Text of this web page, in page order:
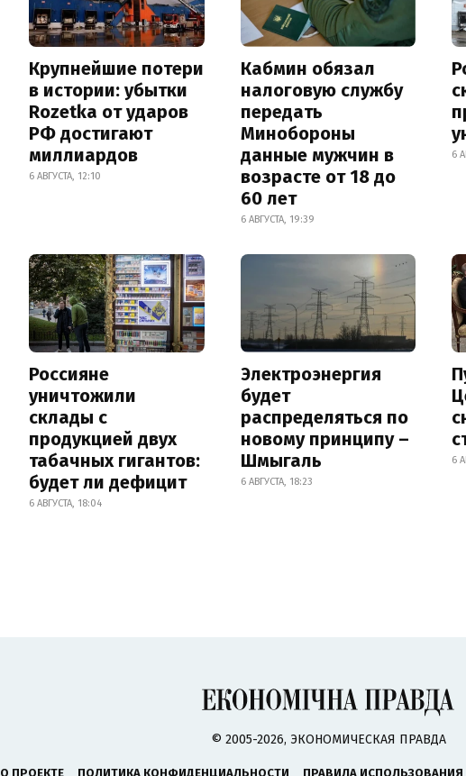
Крупнейшие потери
в истории: убытки
Rozetka от ударов
РФ достигают
миллиардов
6 АВГУСТА, 12:10
Кабмин обязал
налоговую службу
передать
Минобороны
данные мужчин в
возрасте от 18 до
60 лет
6 АВГУСТА, 19:39
6
Россияне
уничтожили
склады с
продукцией двух
табачных гигантов:
будет ли дефицит
6 АВГУСТА, 18:04
Электроэнергия
будет
распределяться по
новому принципу –
Шмыгаль
6 АВГУСТА, 18:23
6
© 2005-2026, ЭКОНОМИЧЕСКАЯ ПРАВДА
О ПРОЕКТЕ ПОЛИТИКА КОНФИДЕНЦИАЛЬНОСТИ ПРАВИЛА ИСПОЛЬЗОВАНИЯ